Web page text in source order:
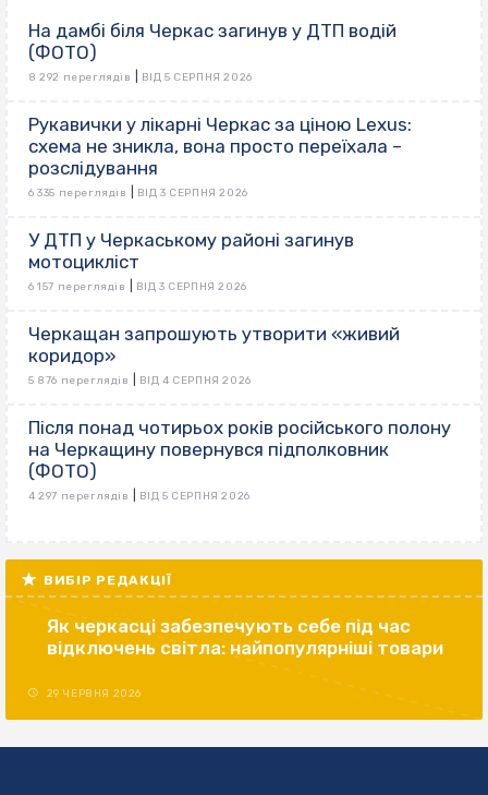
На дамбі біля Черкас загинув у ДТП водій
(ФОТО)
8 292 переглядів ВІД 5 СЕРПНЯ 2026
Рукавички у лікарні Черкас за ціною Lexus:
схема не зникла, вона просто переїхала –
розслідування
6 335 переглядів ВІД 3 СЕРПНЯ 2026
У ДТП у Черкаському районі загинув
мотоцикліст
6 157 переглядів ВІД 3 СЕРПНЯ 2026
Черкащан запрошують утворити «живий
коридор»
5 876 переглядів ВІД 4 СЕРПНЯ 2026
Після понад чотирьох років російського полону
на Черкащину повернувся підполковник
(ФОТО)
4 297 переглядів ВІД 5 СЕРПНЯ 2026
ВИБІР РЕДАКЦІЇ
Як черкасці забезпечують себе під час
відключень світла: найпопулярніші товари
29 ЧЕРВНЯ 2026